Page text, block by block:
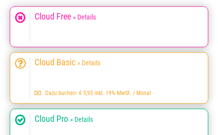
Cloud Free » Details
Cloud Basic » Details
Dazu buchen: € 5,95 inkl. 19% MwSt. / Monat
Cloud Pro » Details